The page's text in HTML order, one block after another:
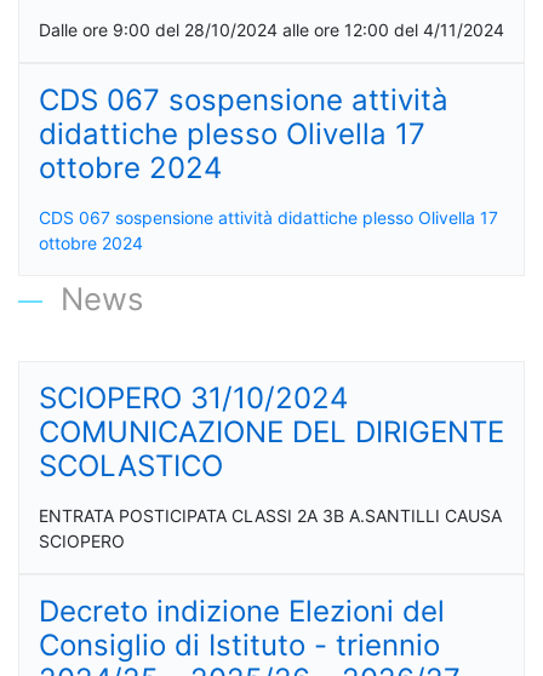
Dalle ore 9:00 del 28/10/2024 alle ore 12:00 del 4/11/2024
CDS 067 sospensione attività
didattiche plesso Olivella 17
ottobre 2024
CDS 067 sospensione attività didattiche plesso Olivella 17
ottobre 2024
News
SCIOPERO 31/10/2024
COMUNICAZIONE DEL DIRIGENTE
SCOLASTICO
ENTRATA POSTICIPATA CLASSI 2A 3B A.SANTILLI CAUSA
SCIOPERO
Decreto indizione Elezioni del
Consiglio di Istituto - triennio